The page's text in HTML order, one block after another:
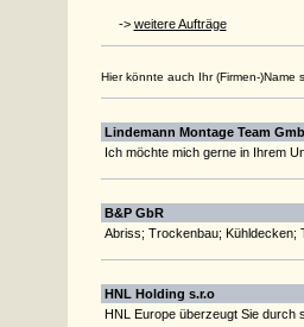
-> weitere Aufträge
Hier könnte auch Ihr (Firmen-)Name
Lindemann Montage Team
Ich möchte mich gerne in Ihrem
B&P GbR
Abriss; Trockenbau; Kühldecken;
HNL Holding s.r.o
HNL Europe überzeugt Sie durch